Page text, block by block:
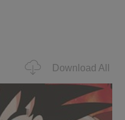
Download All